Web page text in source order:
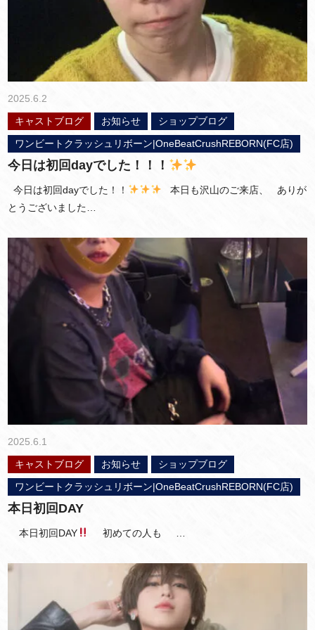
2025.6.2
キャストブログ
お知らせ
ショップブログ
ワンビートクラッシュリボーン|OneBeatCrushREBORN(FC店)
今日は初回dayでした！！！
今日は初回dayでした！！
本日も沢山のご来店、 ありが
とうございました…
2025.6.1
キャストブログ
お知らせ
ショップブログ
ワンビートクラッシュリボーン|OneBeatCrushREBORN(FC店)
本日初回DAY
本日初回DAY 初めての人も …